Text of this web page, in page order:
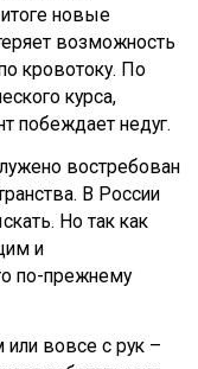
новые
возможность
кровотоку. По
курса,
побеждает недуг.
востребован
В России
Но так как
и
по-прежнему
или вовсе с рук –